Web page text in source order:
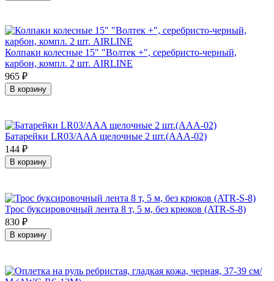
Колпаки колесные 15" "Волтек +", серебристо-черный,
карбон, компл. 2 шт. AIRLINE
965 ₽
В корзину
Батарейки LR03/AAA щелочные 2 шт.(AAA-02)
144 ₽
В корзину
Трос буксировочный лента 8 т, 5 м, без крюков (ATR-S-8)
830 ₽
В корзину